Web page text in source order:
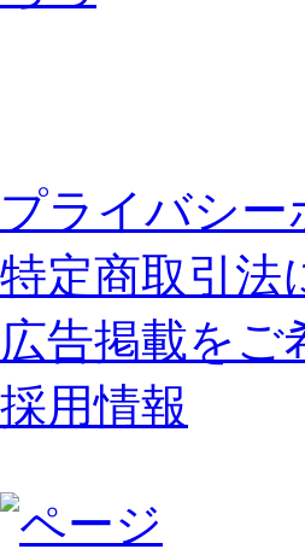
プライバシー
特定商取引法
広告掲載をご
採用情報